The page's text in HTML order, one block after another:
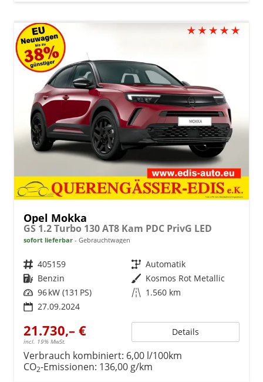
Opel Mokka
GS 1.2 Turbo 130 AT8 Kam PDC PrivG LED
sofort lieferbar Gebrauchtwagen
Fahrzeugnr. 405159 Getriebe Automatik
Kraftstoff Benzin Außenfarbe Kosmos Rot Metallic
Leistung 96 kW (131 PS) Kilometerstand 1.560 km
27.09.2024
21.730,– €
incl. 19% MwSt.
Details
Verbrauch kombiniert: 6,00 l/100km
CO2-Emissionen: 136,00 g/km